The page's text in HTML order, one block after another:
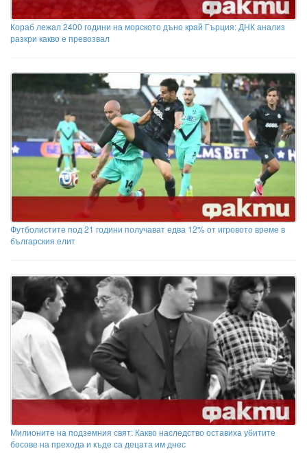
Кораб лежал 2400 години на морското дъно край Гърция: ДНК анализ
разкри какво е превозвал
Футболистите под 21 години получават едва 12% от игровото време в
българския елит
Милионите на подземния свят: Какво наследство оставиха убитите
босове на прехода и къде са децата им днес